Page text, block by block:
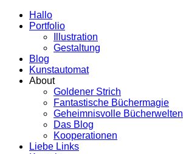
Hallo
Portfolio
Illustration
Gestaltung
Blog
Kunstautomat
About
Goldener Strich
Fantastische Büchermagie
Geheimnisvolle Bücherwelten
Das Blog
Kooperationen
Liebe Links